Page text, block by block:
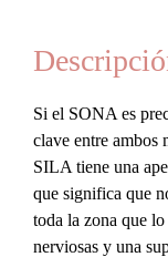
Si el SONA es
clave entre ambos
SILA tiene una
que significa que
toda la zona que
nerviosas y una